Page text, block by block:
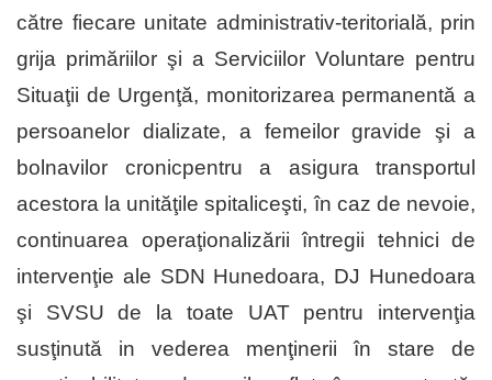
către fiecare unitate administrativ-teritorială, prin
grija primăriilor şi a Serviciilor Voluntare pentru
Situaţii de Urgenţă, monitorizarea permanentă a
persoanelor dializate, a femeilor gravide şi a
bolnavilor cronicpentru a asigura transportul
acestora la unităţile spitaliceşti, în caz de nevoie,
continuarea operaţionalizării întregii tehnici de
intervenţie ale SDN Hunedoara, DJ Hunedoara
şi SVSU de la toate UAT pentru intervenţia
susţinută in vederea menţinerii în stare de